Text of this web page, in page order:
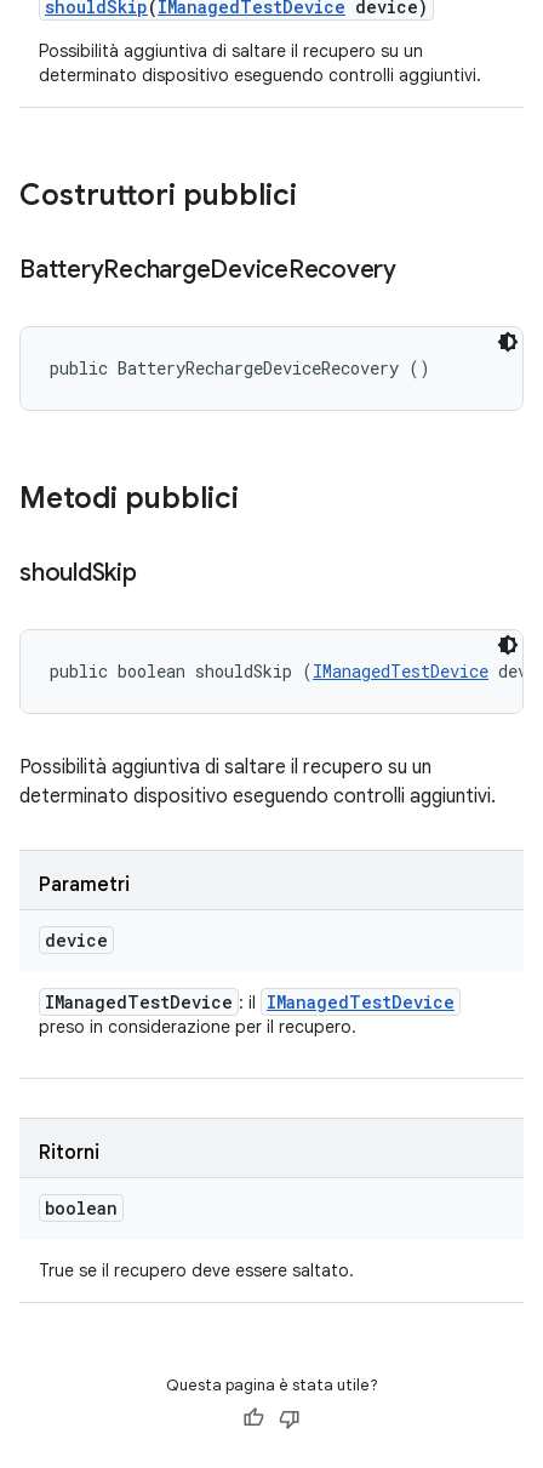
shouldSkip(IManagedTestDevice device)
Possibilità aggiuntiva di saltare il recupero su un
determinato dispositivo eseguendo controlli aggiuntivi.
Costruttori pubblici
BatteryRechargeDeviceRecovery
public BatteryRechargeDeviceRecovery ()
Metodi pubblici
shouldSkip
public boolean shouldSkip (IManagedTestDevice
Possibilità aggiuntiva di saltare il recupero su un
determinato dispositivo eseguendo controlli aggiuntivi.
Parametri
device
IManagedTestDevice : il IManagedTestDevice
preso in considerazione per il recupero.
Ritorni
boolean
True se il recupero deve essere saltato.
Questa pagina è stata utile?